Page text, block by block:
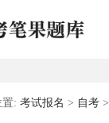
: 考试报名 > 自考 >